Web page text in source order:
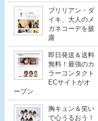
ブリリアン・ダ
イキ、大人のメ
ガネコーデを披
露
即日発送＆送料
無料！最強のカ
ラーコンタクト
ECサイトがオ
ープン
胸キュン＆笑い
で心うるおう！